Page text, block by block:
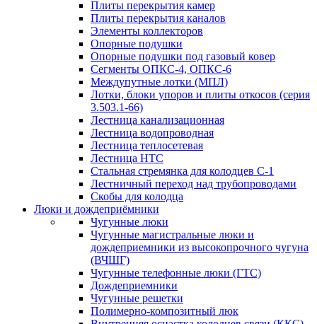
Плиты перекрытия камер
Плиты перекрытия каналов
Элементы коллекторов
Опорные подушки
Опорные подушки под газовый ковер
Сегменты ОПКС-4, ОПКС-6
Междупутные лотки (МПЛ)
Лотки, блоки упоров и плиты откосов (серия
3.503.1-66)
Лестница канализационная
Лестница водопроводная
Лестница теплосетевая
Лестница НТС
Стальная стремянка для колодцев С-1
Лестничный переход над трубопроводами
Скобы для колодца
Люки и дождеприёмники
Чугунные люки
Чугунные магистральные люки и
дождеприемники из высокопрочного чугуна
(ВЧШГ)
Чугунные телефонные люки (ГТС)
Дождеприемники
Чугунные решетки
Полимерно-композитный люк